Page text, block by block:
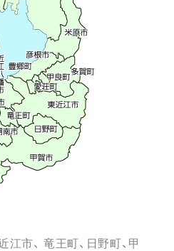
江市、 竜王町、日野町、甲